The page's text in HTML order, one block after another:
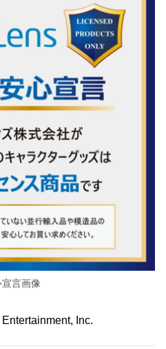
言画像
Inc.